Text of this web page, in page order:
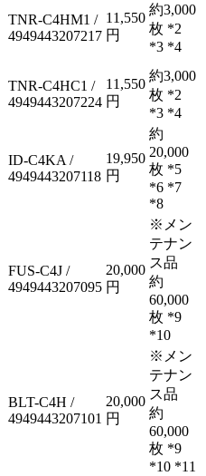
TNR-C4HM1 /
4949443207217
11,550
円
約3,000
枚 *2
*3 *4
TNR-C4HC1 /
4949443207224
11,550
円
約3,000
枚 *2
*3 *4
ID-C4KA /
4949443207118
19,950
円
約
20,000
枚 *5
*6 *7
*8
FUS-C4J /
4949443207095
20,000
円
※メン
テナン
ス品
約
60,000
枚 *9
*10
BLT-C4H /
4949443207101
20,000
円
※メン
テナン
ス品
約
60,000
枚 *9
*10 *11